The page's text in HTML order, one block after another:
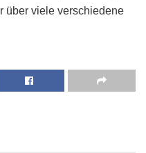
über viele verschiedene